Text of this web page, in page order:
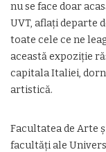
nu se face doar
UVT, aflați departe
toate cele ce ne
această expoziție
capitala Italiei,
artistică.
Facultatea de Arte
facultăți ale